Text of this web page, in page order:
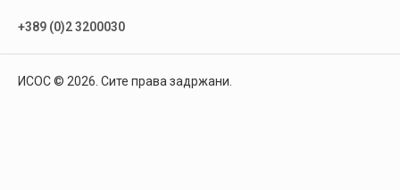
+389 (0)2 3200030
ИСОС © 2026. Сите права задржани.